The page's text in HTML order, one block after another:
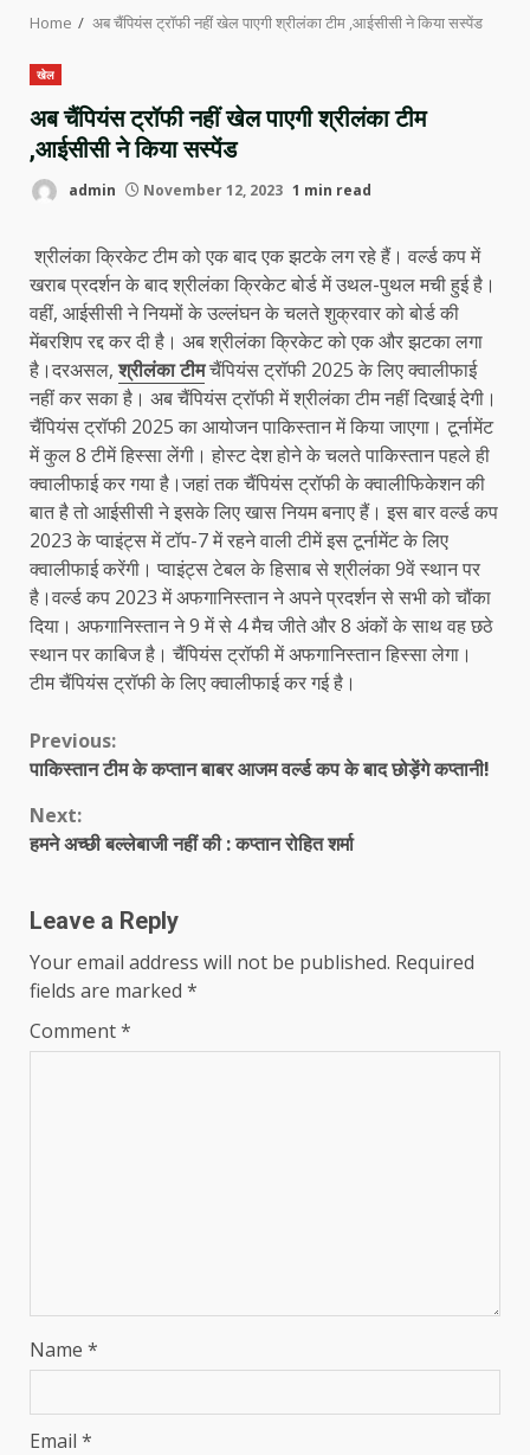
Home अब चैंपियंस ट्रॉफी नहीं खेल पाएगी श्रीलंका टीम ,आईसीसी ने किया सस्पेंड
खेल
अब चैंपियंस ट्रॉफी नहीं खेल पाएगी श्रीलंका टीम
,आईसीसी ने किया सस्पेंड
admin November 12, 2023 1 min read
श्रीलंका क्रिकेट टीम को एक बाद एक झटके लग रहे हैं। वर्ल्ड कप में
खराब प्रदर्शन के बाद श्रीलंका क्रिकेट बोर्ड में उथल-पुथल मची हुई है।
वहीं, आईसीसी ने नियमों के उल्लंघन के चलते शुक्रवार को बोर्ड की
मेंबरशिप रद्द कर दी है। अब श्रीलंका क्रिकेट को एक और झटका लगा
है।दरअसल,श्रीलंका टीमचैंपियंस ट्रॉफी 2025 के लिए क्वालीफाई
नहीं कर सका है। अब चैंपियंस ट्रॉफी में श्रीलंका टीम नहीं दिखाई देगी।
चैंपियंस ट्रॉफी 2025 का आयोजन पाकिस्तान में किया जाएगा। टूर्नामेंट
में कुल 8 टीमें हिस्सा लेंगी। होस्ट देश होने के चलते पाकिस्तान पहले ही
क्वालीफाई कर गया है।जहां तक चैंपियंस ट्रॉफी के क्वालीफिकेशन की
बात है तो आईसीसी ने इसके लिए खास नियम बनाए हैं। इस बार वर्ल्ड कप
2023 के प्वाइंट्स में टॉप-7 में रहने वाली टीमें इस टूर्नामेंट के लिए
क्वालीफाई करेंगी। प्वाइंट्स टेबल के हिसाब से श्रीलंका 9वें स्थान पर
है।वर्ल्ड कप 2023 में अफगानिस्तान ने अपने प्रदर्शन से सभी को चौंका
दिया। अफगानिस्तान ने 9 में से 4 मैच जीते और 8 अंकों के साथ वह छठे
स्थान पर काबिज है। चैंपियंस ट्रॉफी में अफगानिस्तान हिस्सा लेगा।
टीम चैंपियंस ट्रॉफी के लिए क्वालीफाई कर गई है।
Continue
Previous:
पाकिस्तान टीम के कप्तान बाबर आजम वर्ल्ड कप के बाद छोड़ेंगे कप्तानी!
Next:
हमने अच्‍छी बल्‍लेबाजी नहीं की : कप्‍तान रोहित शर्मा
Leave a Reply
Your email address will not be published. Required
fields are marked *
Comment*
Name *
Email *